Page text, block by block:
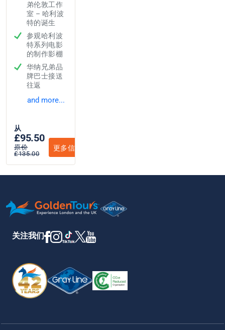
弟伦敦工作
室 – 哈利波
特的诞生
参观哈利波
特系列电影
的制作影棚
华纳兄弟品
牌巴士接送
往返
and more...
从
£95.50
原价
£135.00
更多信息
关注我们